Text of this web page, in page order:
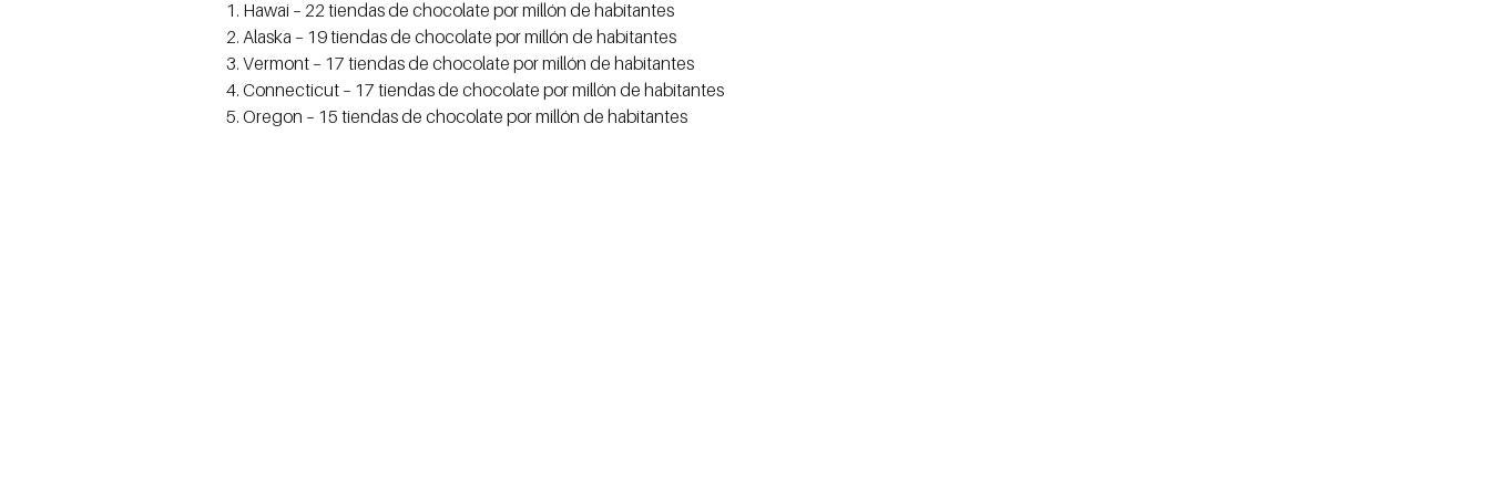
Hawai – 22 tiendas de chocolate por millón de habitantes
Alaska – 19 tiendas de chocolate por millón de habitantes
Vermont – 17 tiendas de chocolate por millón de habitantes
Connecticut – 17 tiendas de chocolate por millón de habitantes
Oregon – 15 tiendas de chocolate por millón de habitantes